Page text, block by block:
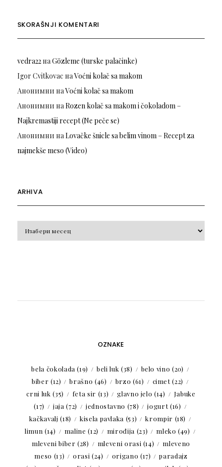
SKORAŠNJI KOMENTARI
vedra22наGözleme (turske palačinke)
Igor Cvitkovac наVoćni kolač sa makom
Анонимни наVoćni kolač sa makom
Анонимни наRozen kolač sa makom i čokoladom –
Najkremastiji recept (Ne peče se)
Анонимни наLovačke šnicle sa belim vinom – Recept za
najmekše meso (Video)
ARHIVA
OZNAKE
bela čokolada (19) beli luk (38) belo vino (20)
biber (12) brašno (46) brzo (61) cimet(22)
crni luk (35) feta sir (13) glavno jelo (14)
Jabuke
(17)
jaja (72) jednostavno (78) jogurt(16)
kačkavalj (18) kisela pavlaka (53) krompir (18)
limun (14) maline (12) mirođija (23) mleko (49)
mleveni biber (28) mleveni orasi (14)
mleveno
meso (13) orasi (24) origano (17)
paradajz